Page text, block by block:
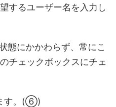
するユーザー名を入力し
態にかかわらず、常にこ
チェックボックスにチェ
す。(⑥)